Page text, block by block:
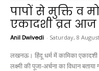
पापों से मुक्ति व
एकादशी व्रत आज
Anil Dwivedi - Saturday, 8
लखनऊ। हिंदू धर्म में कामिका एकादशी
लक्ष्मी की पूजा-अर्चना का विधान